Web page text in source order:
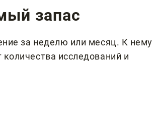
запас
за неделю или месяц. К нему
исследований и